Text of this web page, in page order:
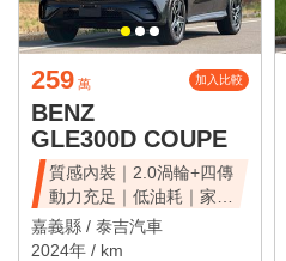
259 萬 加入比較
BENZ
GLE300D COUPE
質感內裝｜2.0渦輪+四傳
動力充足｜低油耗｜家庭
使用與日常代
嘉義縣 / 泰吉汽車
2024年 / km